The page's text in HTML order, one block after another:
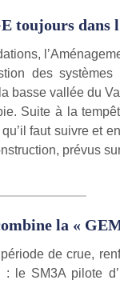
toujours dans
des systèmes
basse vallée du
Suite à la
faut suivre et
prévus
la «
de crue,
le SM3A pilote